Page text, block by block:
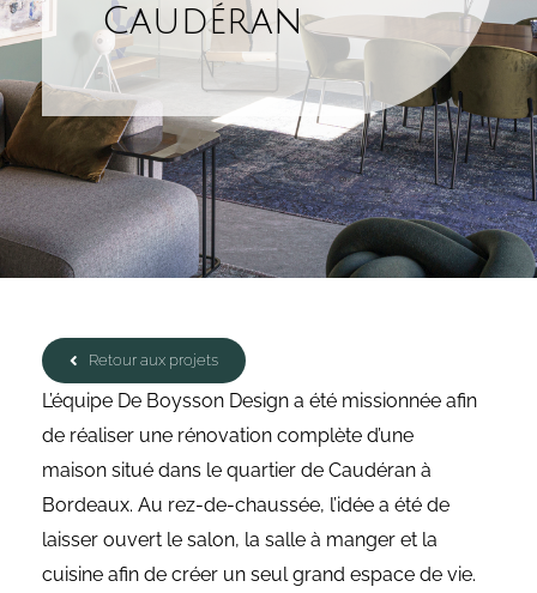
Caudéran
Retour aux projets
L’équipe De Boysson Design a été missionnée afin
de réaliser une rénovation complète d’une
maison situé dans le quartier de Caudéran à
Bordeaux. Au rez-de-chaussée, l’idée a été de
laisser ouvert le salon, la salle à manger et la
cuisine afin de créer un seul grand espace de vie.